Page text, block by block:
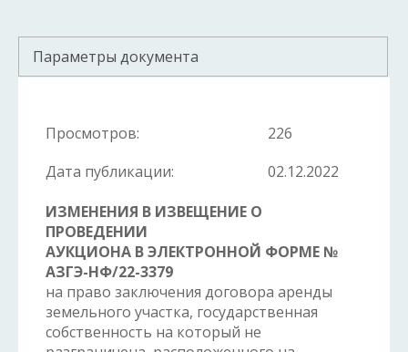
Параметры документа
Просмотров:
226
Дата публикации:
02.12.2022
ИЗМЕНЕНИЯ В ИЗВЕЩЕНИЕ О
ПРОВЕДЕНИИ
АУКЦИОНА В ЭЛЕКТРОННОЙ ФОРМЕ №
АЗГЭ-НФ/22-3379
на право заключения договора аренды
земельного участка, государственная
собственность на который не